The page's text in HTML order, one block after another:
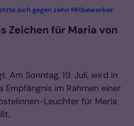
sich gegen zehn Mitbewerber
Zeichen für Maria von
Am Sonntag, 19. Juli, wird in
Empfängnis im Rahmen einer
Leuchter für Maria